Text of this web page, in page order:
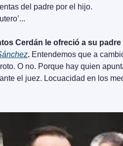
del padre por el hijo.
Cerdán le ofreció a su padre
.
O no. Porque hay quien
el juez. Locuacidad en los